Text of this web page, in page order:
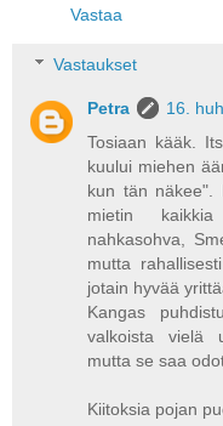
Vastaa
Vastaukset
Petra
16.
Tosiaan kääk.
kuului miehen
kun tän näkee".
mietin
nahkasohva,
mutta
jotain hyvää
Kangas
valkoista vielä
mutta se saa
Kiitoksia pojan